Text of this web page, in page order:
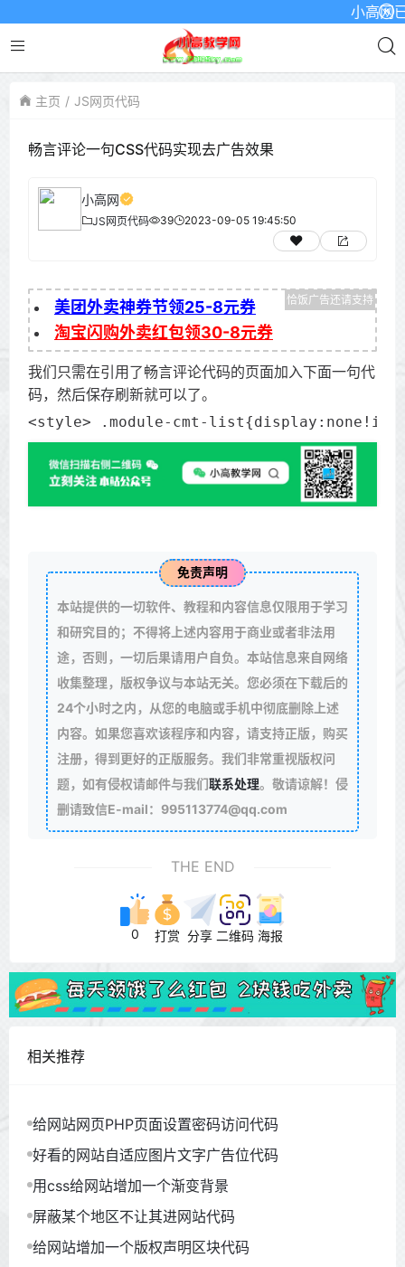
小高网
主页 JS网页代码
畅言评论一句CSS代码实现去广告效果
小高网
JS网页代码 39 2023-09-05 19:45:50
美团外卖神券节领25-8元券
淘宝闪购外卖红包领30-8元券
我们只需在引用了畅言评论代码的页面加入下面一句代
码，然后保存刷新就可以了。
<style> .module-cmt-
免责声明
本站提供的一切软件、教程和内容信息仅限用于学习
和研究目的；不得将上述内容用于商业或者非法用
途，否则，一切后果请用户自负。本站信息来自网络
收集整理，版权争议与本站无关。您必须在下载后的
24个小时之内，从您的电脑或手机中彻底删除上述
内容。如果您喜欢该程序和内容，请支持正版，购买
注册，得到更好的正版服务。我们非常重视版权问
题，如有侵权请邮件与我们联系处理。敬请谅解！侵
删请致信E-mail：995113774@qq.com
THE END
0 打赏 分享 二维码 海报
相关推荐
给网站网页PHP页面设置密码访问代码
好看的网站自适应图片文字广告位代码
用css给网站增加一个渐变背景
屏蔽某个地区不让其进网站代码
给网站增加一个版权声明区块代码